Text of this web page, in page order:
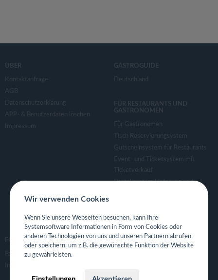
ÜBER
Kontaktanfrage
AGB
Datenschutzerklärung
APP- & Benutzerdaten löschen
Impressum
GASTROGUIDE
Deutschland
FÜR RESTAURANTS UND
GASTRONOMEN
Für Gastronomen
Tisch Reservierungsystem
Gutscheinsystem für Restaurants
Event- und Ticketsystem mit
Ticketverkauf
Bestellsystem Lieferung und
Eigene App für Restaurant
FOLGE UNS
Facebook
Instagram
Wir verwenden Cookies
Wenn Sie unsere Webseiten besuchen, kann Ihre
Systemsoftware Informationen in Form von Cookies oder
anderen Technologien von uns und unseren Partnern abrufen
oder speichern, um z.B. die gewünschte Funktion der Website
zu gewährleisten.